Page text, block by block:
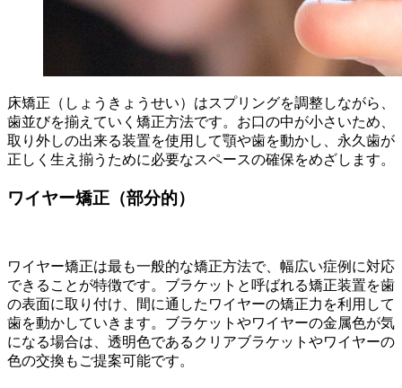
床矯正（しょうきょうせい）はスプリングを調整しながら、
歯並びを揃えていく矯正方法です。お口の中が小さいため、
取り外しの出来る装置を使用して顎や歯を動かし、永久歯が
正しく生え揃うために必要なスペースの確保をめざします。
ワイヤー矯正（部分的）
ワイヤー矯正は最も一般的な矯正方法で、幅広い症例に対応
できることが特徴です。ブラケットと呼ばれる矯正装置を歯
の表面に取り付け、間に通したワイヤーの矯正力を利用して
歯を動かしていきます。ブラケットやワイヤーの金属色が気
になる場合は、透明色であるクリアブラケットやワイヤーの
色の交換もご提案可能です。